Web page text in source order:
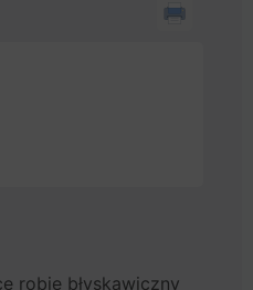
robię błyskawiczny